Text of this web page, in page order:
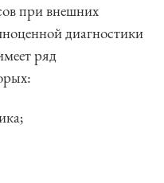
при внешних
диагностики
ряд